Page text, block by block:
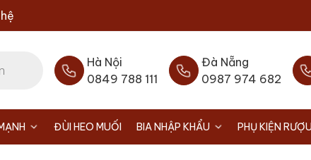
Hà Nội
0849 788 111
Đà Nẵng
0987 974 682
ĐÙI HEO MUỐI BIA NHẬP KHẨU PHỤ KIỆN